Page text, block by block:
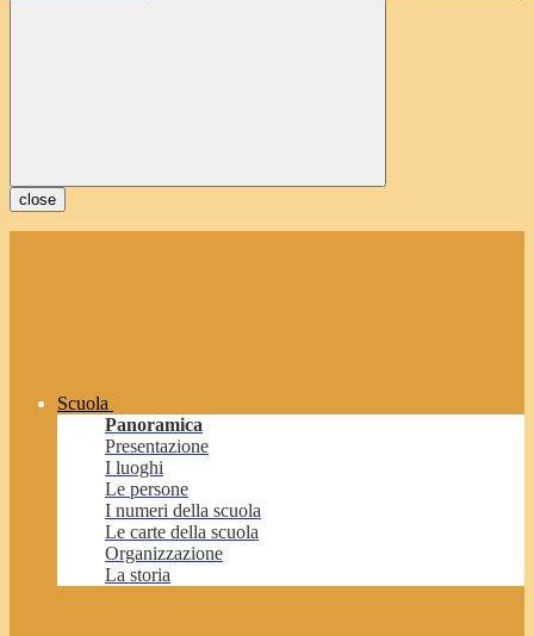
close
Scuola
Panoramica
Presentazione
I luoghi
Le persone
I numeri della scuola
Le carte della scuola
Organizzazione
La storia